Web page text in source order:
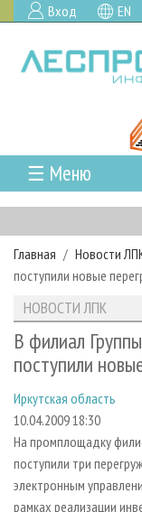
Вход EN
☰ Меню
ГЛАВНАЯ
РУБРИКИ И ТЕМЫ
РУБРИКИ
ЛЕСОЗАГОТОВКА
ЛЕСОПИЛЕНИЕ
СУШКА
ДЕРЕВЯННОЕ
ПРОИЗВОДСТВО
НОВОСТИ
НОВОСТИ ЛПК
НОВОСТИ
ПРОЕКТЫ ЛПИ
АНАЛИТИКА
ПРЕДПРИЯТИЯ
ПЕРСОНЫ
МОБИЛЬНЫЕ
ОФИЦИАЛЬНЫЕ
АРХИВ
АРХИВ
СТАТЬИ
О ЖУРНАЛЕ
ПОДПИСКА
КОНТАКТЫ
РЕКЛАМОДАТЕЛЯМ
РЕКЛАМА
РЕКЛАМА НА
Главная Новости
поступили новые
НОВОСТИ ЛПК
В филиал
поступили
Иркутская область
10.04.2009 18:30
На промплощадку
поступили три
электронным
рамках реализации